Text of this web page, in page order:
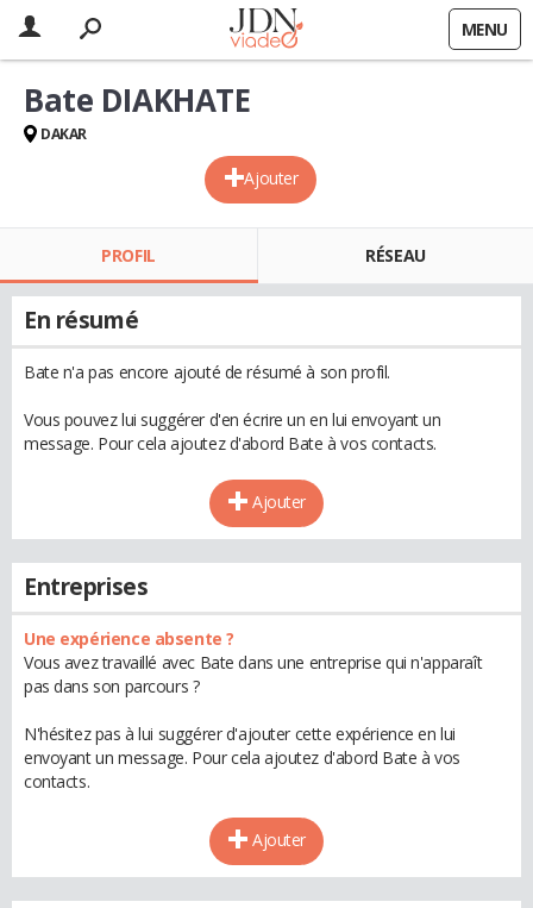
MENU
Ajouter
Bate DIAKHATE
DAKAR
PROFIL RÉSEAU
En résumé
Bate n'a pas encore ajouté de résumé à son profil.
Vous pouvez lui suggérer d'en écrire un en lui envoyant un
message. Pour cela ajoutez d'abord Bate à vos contacts.
Ajouter
Entreprises
Une expérience absente ?
Vous avez travaillé avec Bate dans une entreprise qui n'apparaît
pas dans son parcours ?
N'hésitez pas à lui suggérer d'ajouter cette expérience en lui
envoyant un message. Pour cela ajoutez d'abord Bate à vos
contacts.
Ajouter